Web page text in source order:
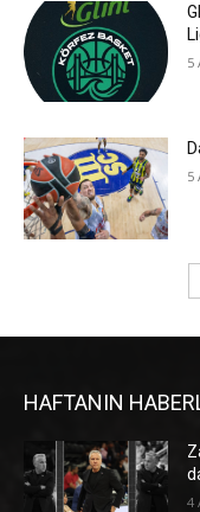
5
5
HAFTANIN
4